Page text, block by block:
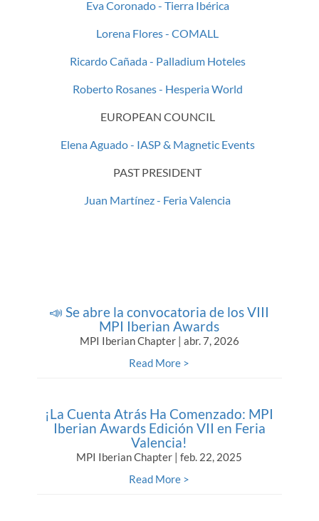
Eva Coronado - Tierra Ibérica
Lorena Flores - COMALL
Ricardo Cañada - Palladium Hoteles
Roberto Rosanes - Hesperia World
EUROPEAN COUNCIL
Elena Aguado - IASP & Magnetic Events
PAST PRESIDENT
Juan Martínez - Feria Valencia
📣 Se abre la convocatoria de los VIII
MPI Iberian Awards
MPI Iberian Chapter | abr. 7, 2026
Read More >
¡La Cuenta Atrás Ha Comenzado: MPI
Iberian Awards Edición VII en Feria
Valencia!
MPI Iberian Chapter | feb. 22, 2025
Read More >